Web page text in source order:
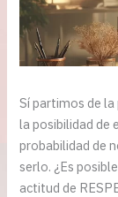
Sí partimos de
la posibilidad de
probabilidad de
serlo. ¿Es
actitud de